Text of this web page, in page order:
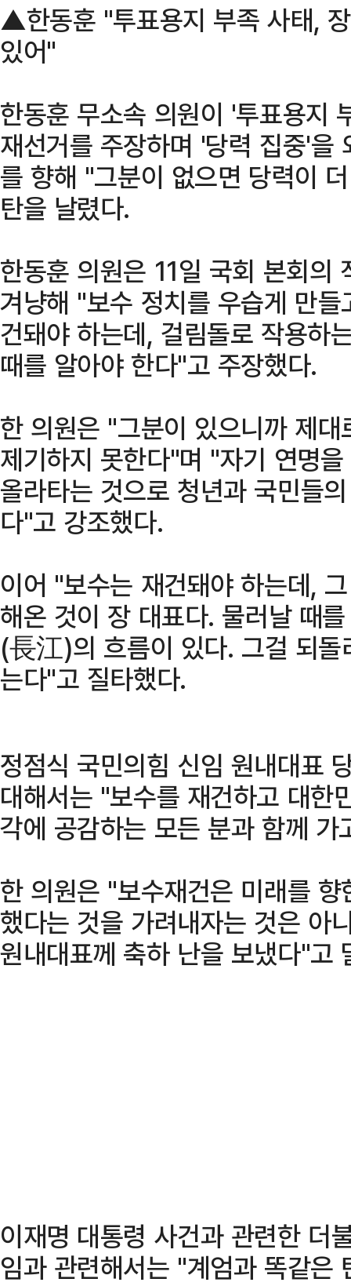
▲한동훈 "투표용지 부족 사태,
있어"
한동훈 무소속 의원이 '투표용지
재선거를 주장하며 '당력 집중'을
를 향해 "그분이 없으면 당력이
탄을 날렸다.
한동훈 의원은 11일 국회 본회의
겨냥해 "보수 정치를 우습게 만
건돼야 하는데, 걸림돌로 작용하
때를 알아야 한다"고 주장했다.
한 의원은 "그분이 있으니까 제
제기하지 못한다"며 "자기 연명
올라타는 것으로 청년과 국민들
다"고 강조했다.
이어 "보수는 재건돼야 하는데,
해온 것이 장 대표다. 물러날 때
(長江)의 흐름이 있다. 그걸 되돌
는다"고 질타했다.
정점식 국민의힘 신임 원내대표
대해서는 "보수를 재건하고 대한
각에 공감하는 모든 분과 함께 가
한 의원은 "보수재건은 미래를
했다는 것을 가려내자는 것은 아
원내대표께 축하 난을 보냈다"고
이재명 대통령 사건과 관련한 더
임과 관련해서는 "계엄과 똑같은